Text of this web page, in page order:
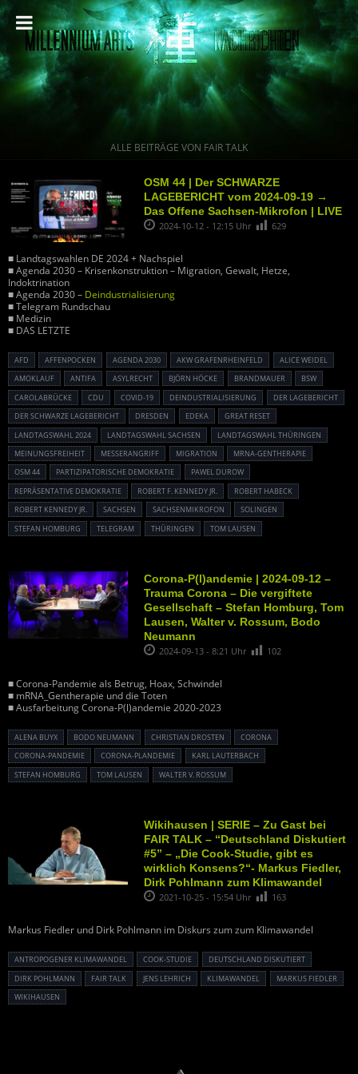
ALLE BEITRÄGE VON FAIR TALK
OSM 44 | Der SCHWARZE
LAGEBERICHT vom 2024-09-19 →
Das Offene Sachsen-Mikrofon | LIVE
2024-10-12 - 12:15 Uhr 629
■ Landtagswahlen DE 2024 + Nachspiel
■ Agenda 2030 – Krisenkonstruktion – Migration, Gewalt, Hetze,
Indoktrination
■ Agenda 2030 – Deindustrialisierung
■ Telegram Rundschau
■ Medizin
■ DAS LETZTE
AFD AFFENPOCKEN AGENDA 2030 AKW GRAFENRHEINFELD
ALICE WEIDEL
AMOKLAUF
ANTIFA ASYLRECHT BJÖRN HÖCKE BRANDMAUER
BSW
CAROLABRÜCKE
CDU COVID-19 DEINDUSTRIALISIERUNG
DER LAGEBERICHT
DER SCHWARZE LAGEBERICHT
DRESDEN EDEKA
GREAT RESET
LANDTAGSWAHL 2024
LANDTAGSWAHL SACHSEN
LANDTAGSWAHL THÜRINGEN
MEINUNGSFREIHEIT
MESSERANGRIFF MIGRATION
MRNA-GENTHERAPIE
OSM 44
PARTIZIPATORISCHE DEMOKRATIE
PAWEL DUROW
REPRÄSENTATIVE DEMOKRATIE
ROBERT F. KENNEDY JR.
ROBERT HABECK
ROBERT KENNEDY JR.
SACHSEN SACHSENMIKROFON
SOLINGEN
STEFAN HOMBURG
TELEGRAM THÜRINGEN TOM LAUSEN
Corona-P(l)andemie | 2024-09-12 –
Trauma Corona – Die vergiftete
Gesellschaft – Stefan Homburg, Tom
Lausen, Walter v. Rossum, Bodo
Neumann
2024-09-13 - 8:21 Uhr 102
■ Corona-Pandemie als Betrug, Hoax, Schwindel
■ mRNA_Gentherapie und die Toten
■ Ausfarbeitung Corona-P(l)andemie 2020-2023
ALENA BUYX BODO NEUMANN CHRISTIAN DROSTEN
CORONA
CORONA-PANDEMIE
CORONA-PLANDEMIE
KARL LAUTERBACH
STEFAN HOMBURG
TOM LAUSEN WALTER V. ROSSUM
Wikihausen | SERIE – Zu Gast bei
FAIR TALK – “Deutschland Diskutiert
#5” – „Die Cook-Studie, gibt es
wirklich Konsens?“- Markus Fiedler,
Dirk Pohlmann zum Klimawandel
2021-10-25 - 15:54 Uhr 163
Markus Fiedler und Dirk Pohlmann im Diskurs zum zum Klimawandel
ANTROPOGENER KLIMAWANDEL COOK-STUDIE
DEUTSCHLAND DISKUTIERT
DIRK POHLMANN
FAIR TALK JENS LEHRICH KLIMAWANDEL
MARKUS FIEDLER
WIKIHAUSEN